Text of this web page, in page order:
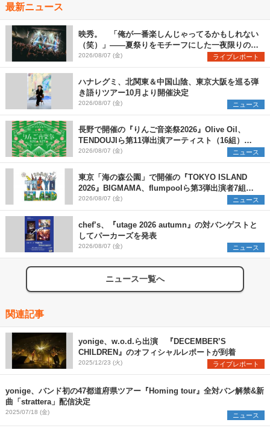
最新ニュース
映秀。 「俺が一番楽しんじゃってるかもしれない
（笑）」――夏祭りをモチーフにした一夜限りのス
ペシャルライブ『色祭』レポート
2026/08/07 (金) ライブレポート
ハナレグミ、北関東＆中国山陰、東京大阪を巡る弾
き語りツアー10月より開催決定
2026/08/07 (金) ニュース
長野で開催の『りんご音楽祭2026』Olive Oil、
TENDOUJIら第11弾出演アーティスト（16組）を
発表
2026/08/07 (金) ニュース
東京「海の森公園」で開催の『TOKYO ISLAND
2026』BIGMAMA、flumpoolら第3弾出演者7組を
発表 ワークショップ・アート出展者を募集
2026/08/07 (金) ニュース
chef’s、『utage 2026 autumn』の対バンゲストと
してパーカーズを発表
2026/08/07 (金) ニュース
ニュース一覧へ
関連記事
yonige、w.o.d.ら出演 『DECEMBER’S
CHILDREN』のオフィシャルレポートが到着
2025/12/23 (火) ライブレポート
yonige、バンド初の47都道府県ツアー『Homing tour』全対バン解禁&新
曲「strattera」配信決定
2025/07/18 (金) ニュース